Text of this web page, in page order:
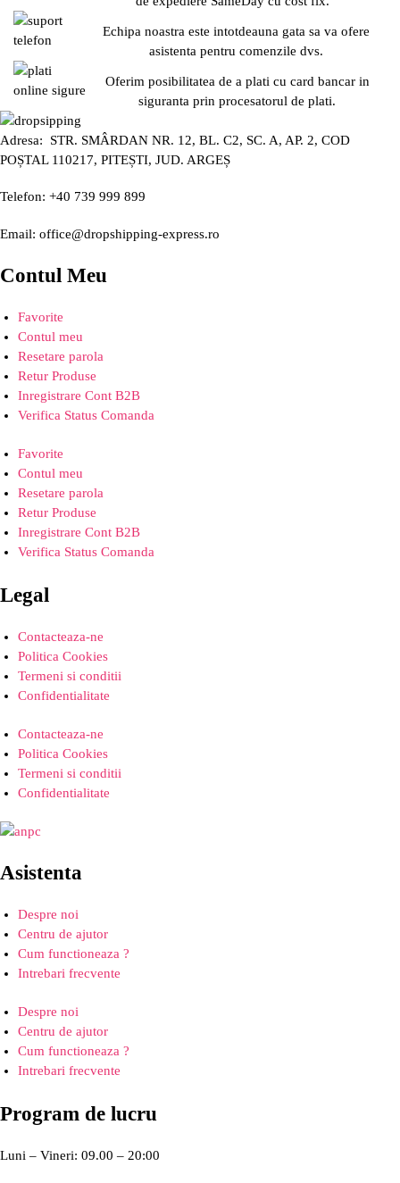
Echipa noastra este intotdeauna gata sa va ofere
asistenta pentru comenzile dvs.
Oferim posibilitatea de a plati cu card bancar in
siguranta prin procesatorul de plati.
Adresa: STR. SMÂRDAN NR. 12, BL. C2, SC. A, AP. 2, COD
POȘTAL 110217, PITEȘTI, JUD. ARGEȘ
Telefon: +40 739 999 899
Email: office@dropshipping-express.ro
Contul Meu
Favorite
Contul meu
Resetare parola
Retur Produse
Inregistrare Cont B2B
Verifica Status Comanda
Favorite
Contul meu
Resetare parola
Retur Produse
Inregistrare Cont B2B
Verifica Status Comanda
Legal
Contacteaza-ne
Politica Cookies
Termeni si conditii
Confidentialitate
Contacteaza-ne
Politica Cookies
Termeni si conditii
Confidentialitate
Asistenta
Despre noi
Centru de ajutor
Cum functioneaza ?
Intrebari frecvente
Despre noi
Centru de ajutor
Cum functioneaza ?
Intrebari frecvente
Program de lucru
Luni – Vineri: 09.00 – 20:00